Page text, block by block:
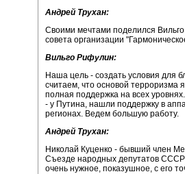
Андрей Трухан:
Своими мечтами поделился
совета организации
Вильго Рифулин:
Наша цель - создать условия для
считаем, что основой терроризма
полная поддержка на всех
- у Путина, нашли поддержку в
регионах. Ведем большую работу.
Андрей Трухан:
Николай Куценко - бывший член
Съезде народных депутатов
очень нужное, показушное, с его